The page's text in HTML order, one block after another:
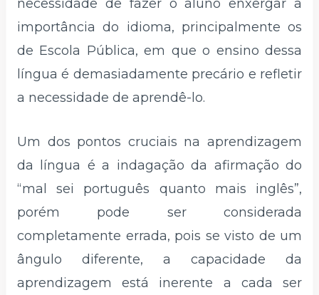
necessidade de fazer o aluno enxergar a
importância do idioma, principalmente os
de Escola Pública, em que o ensino dessa
língua é demasiadamente precário e refletir
a necessidade de aprendê-lo.
Um dos pontos cruciais na aprendizagem
da língua é a indagação da afirmação do
“mal sei português quanto mais inglês”,
porém pode ser considerada
completamente errada, pois se visto de um
ângulo diferente, a capacidade da
aprendizagem está inerente a cada ser